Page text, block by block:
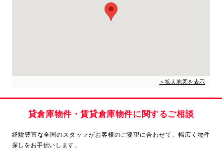
＞拡大地図を表示
貸倉庫物件・賃貸倉庫物件に関するご相談
経験豊富な全国のスタッフがお客様のご要望に合わせて、 幅広く物件
探しをお手伝いします。